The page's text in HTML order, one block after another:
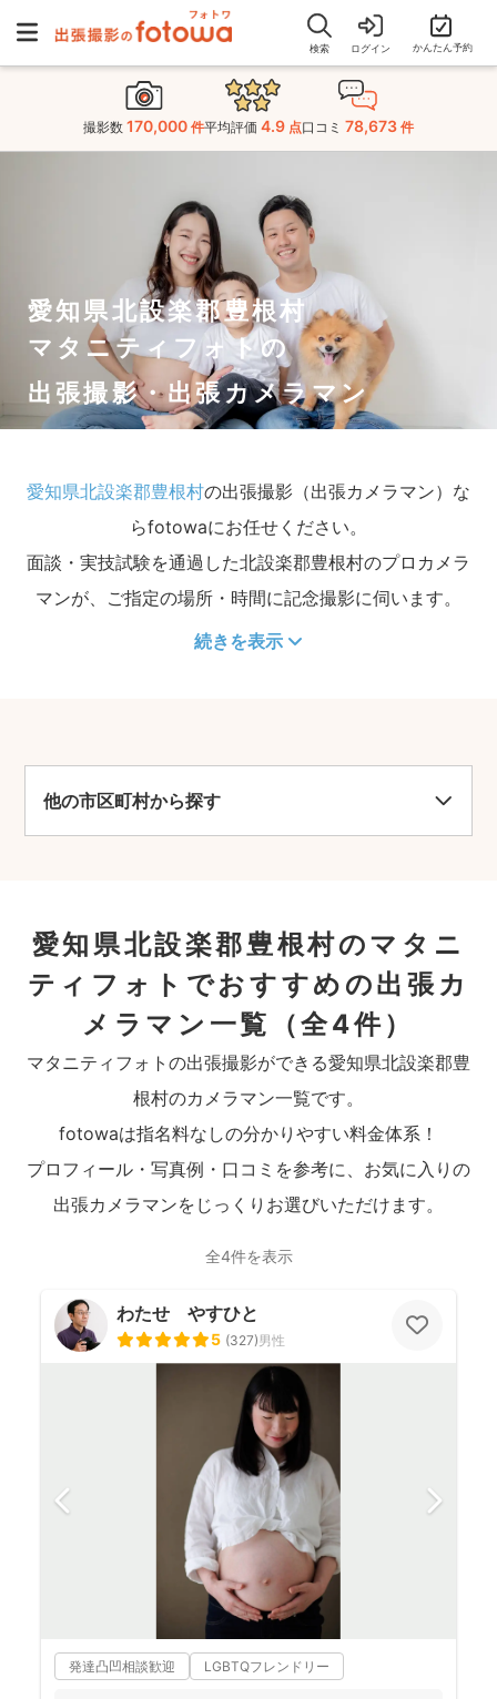
検索 ログイン かんたん予約
撮影数 170,000 件平均評価 4.9 点口コミ 78,673 件
愛知県北設楽郡豊根村
マタニティフォトの
出張撮影・出張カメラマン
愛知県北設楽郡豊根村の出張撮影（出張カメラマン）な
らfotowaにお任せください。
面談・実技試験を通過した北設楽郡豊根村のプロカメラ
マンが、ご指定の場所・時間に記念撮影に伺います。
続きを表示
他の市区町村から探す
愛知県北設楽郡豊根村のマタニ
ティフォトでおすすめの出張カ
メラマン一覧
（全4件）
マタニティフォトの出張撮影ができる愛知県北設楽郡豊
根村のカメラマン一覧です。
fotowaは指名料なしの分かりやすい料金体系！
プロフィール・写真例・口コミを参考に、お気に入りの
出張カメラマンをじっくりお選びいただけます。
全4件を表示
わたせ やすひと
5 (327)男性
発達凸凹相談歓迎 LGBTQフレンドリー